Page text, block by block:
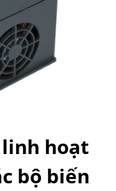
hoạt
bộ biến